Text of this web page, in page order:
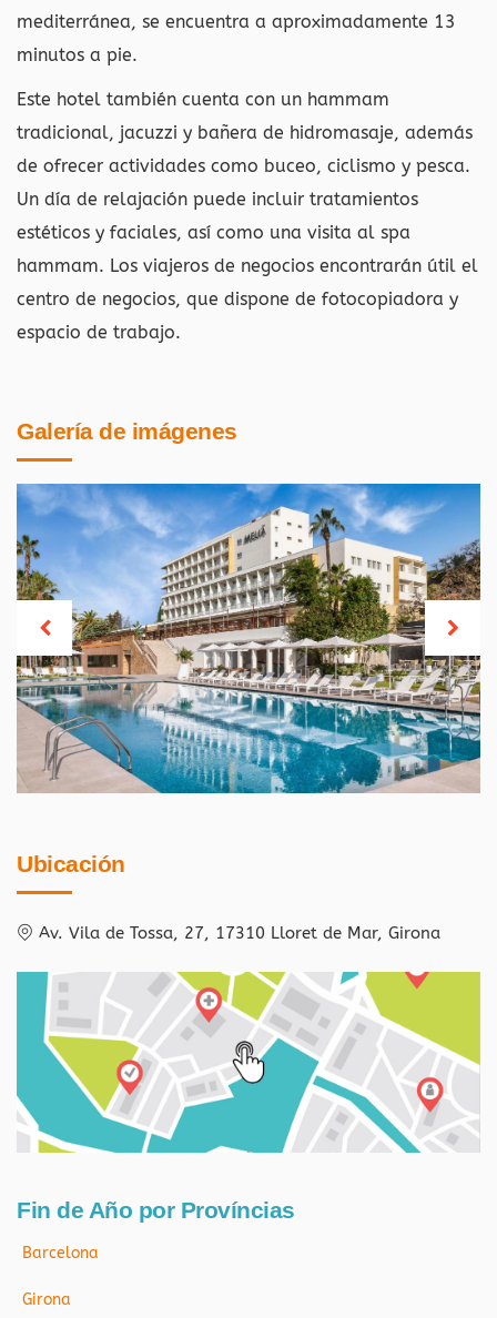
mediterránea, se encuentra a aproximadamente 13
minutos a pie.
Este hotel también cuenta con un hammam
tradicional, jacuzzi y bañera de hidromasaje, además
de ofrecer actividades como buceo, ciclismo y pesca.
Un día de relajación puede incluir tratamientos
estéticos y faciales, así como una visita al spa
hammam. Los viajeros de negocios encontrarán útil el
centro de negocios, que dispone de fotocopiadora y
espacio de trabajo.
Galería de imágenes
Ubicación
Av. Vila de Tossa, 27, 17310 Lloret de Mar, Girona
Fin de Año por Províncias
Barcelona
Girona